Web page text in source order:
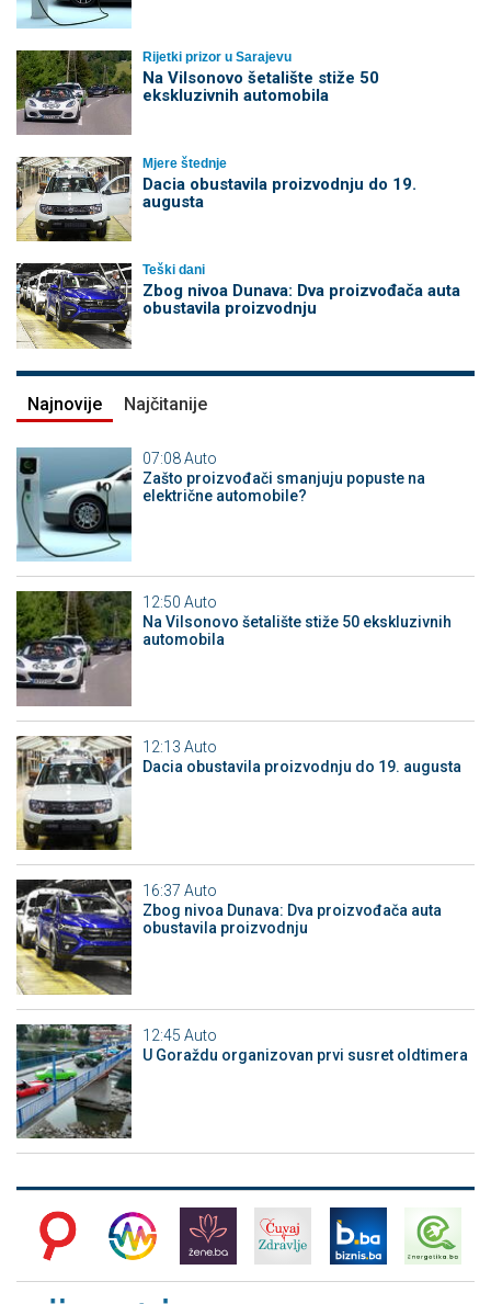
Rijetki prizor u Sarajevu
Na Vilsonovo šetalište stiže 50
ekskluzivnih automobila
Mjere štednje
Dacia obustavila proizvodnju do 19.
augusta
Teški dani
Zbog nivoa Dunava: Dva proizvođača auta
obustavila proizvodnju
Najnovije Najčitanije
07:08Auto
Zašto proizvođači smanjuju popuste na
električne automobile?
12:50 Auto
Na Vilsonovo šetalište stiže 50 ekskluzivnih
automobila
12:13 Auto
Dacia obustavila proizvodnju do 19. augusta
16:37 Auto
Zbog nivoa Dunava: Dva proizvođača auta
obustavila proizvodnju
12:45 Auto
U Goraždu organizovan prvi susret oldtimera